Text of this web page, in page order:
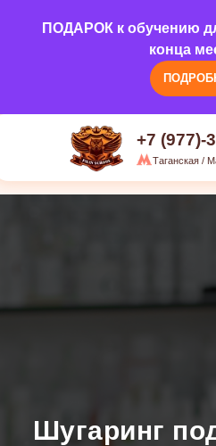
ПОДАРОК к обучению
конца
Таганская /
г.Москва, ул.
+7 (977)-
Шугаринг